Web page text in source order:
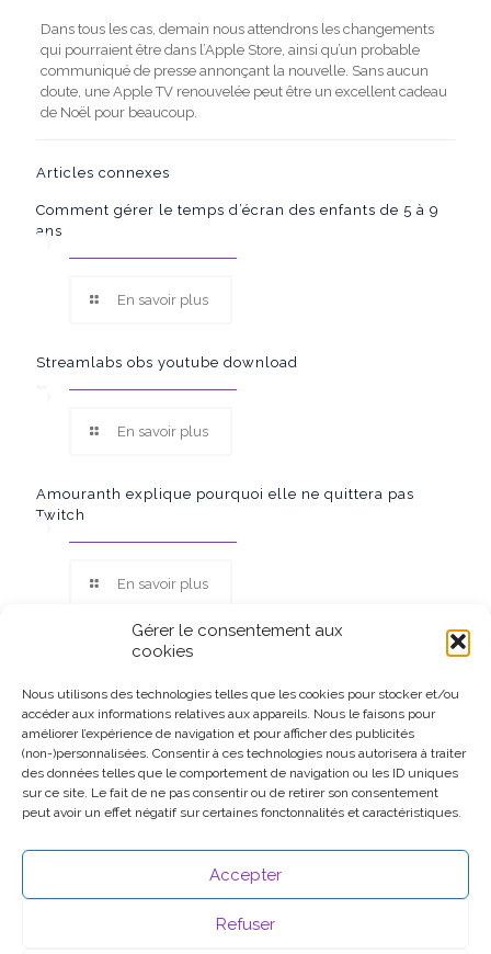
Gérer le consentement aux
cookies
Nous utilisons des technologies telles que les cookies pour stocker et/ou
accéder aux informations relatives aux appareils. Nous le faisons pour
améliorer l’expérience de navigation et pour afficher des publicités
(non-)personnalisées. Consentir à ces technologies nous autorisera à traiter
des données telles que le comportement de navigation ou les ID uniques
sur ce site. Le fait de ne pas consentir ou de retirer son consentement
peut avoir un effet négatif sur certaines fonctonnalités et caractéristiques.
Accepter
Refuser
Dans tous les cas, demain nous attendrons les changements
qui pourraient être dans l’Apple Store, ainsi qu’un probable
communiqué de presse annonçant la nouvelle. Sans aucun
doute, une Apple TV renouvelée peut être un excellent cadeau
de Noël pour beaucoup.
Articles connexes
Comment gérer le temps d’écran des enfants de 5 à 9
ans
En savoir plus
Streamlabs obs youtube download
En savoir plus
Amouranth explique pourquoi elle ne quittera pas
Twitch
En savoir plus
Ce site participe au Programme Partenaires d’Amazon EU, un
programme d’affiliation conçu pour permettre à des sites de
percevoir une rémunération grâce à la création de liens vers
Amazon.fr.